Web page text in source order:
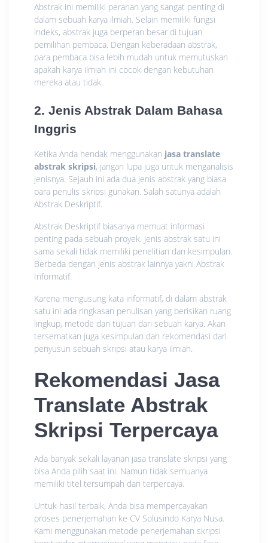
Abstrak ini memiliki peranan yang sangat penting di
dalam sebuah karya ilmiah. Selain memiliki fungsi
indeks, abstrak juga berperan besar di tujuan
pemilihan pembaca. Dengan keberadaan abstrak,
para pembaca bisa lebih mudah untuk memutuskan
apakah karya ilmiah ini cocok dengan kebutuhan
mereka atau tidak.
2. Jenis Abstrak Dalam Bahasa
Inggris
Ketika Anda hendak menggunakan jasa translate
abstrak skripsi, jangan lupa juga untuk menganalisis
jenisnya. Sejauh ini ada dua jenis abstrak yang biasa
para penulis skripsi gunakan. Salah satunya adalah
Abstrak Deskriptif.
Abstrak Deskriptif biasanya memuat informasi
penting pada sebuah proyek. Jenis abstrak satu ini
sama sekali tidak memiliki penelitian dan kesimpulan.
Berbeda dengan jenis abstrak lainnya yakni Abstrak
Informatif.
Karena mengusung kata informatif, di dalam abstrak
satu ini ada ringkasan penulisan yang berisikan ruang
lingkup, metode dan tujuan dari sebuah karya. Akan
tersematkan juga kesimpulan dan rekomendasi dari
penyusun sebuah skripsi atau karya ilmiah.
Rekomendasi Jasa
Translate Abstrak
Skripsi Terpercaya
Ada banyak sekali layanan jasa translate skripsi yang
bisa Anda pilih saat ini. Namun tidak semuanya
memiliki titel tersumpah dan terpercaya.
Untuk hasil terbaik, Anda bisa mempercayakan
proses penerjemahan ke CV Solusindo Karya Nusa.
Kami menggunakan metode penerjemahan skripsi